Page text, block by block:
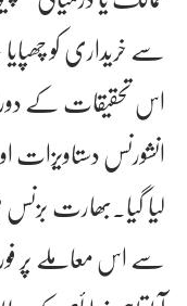
سے خریداری کو
اس تحقیقات کے
انشورنس دستاویزات
لیا گیا۔بھارت بزنس
سے اس معاملے پر